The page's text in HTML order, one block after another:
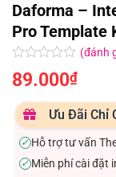
Daforma –
Pro Template
Được
xếp
0.0
5
sao
(đánh
89.000₫
Ưu Đãi Chỉ
✓Hỗ trợ tư vấn
✓Miễn phí cài đặt